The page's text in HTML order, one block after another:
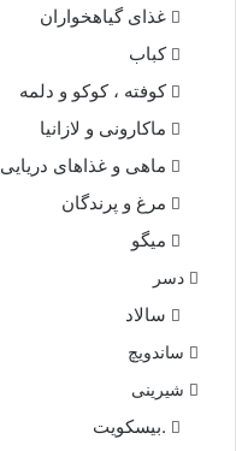
غذای گیاهخواران
کباب
کوفته ، کوکو و دلمه
ماکارونی و لازانیا
ماهی و غذاهای دریایی
مرغ و پرندگان
میگو
دسر
سالاد
ساندویچ
شیرینی
.بیسکویت